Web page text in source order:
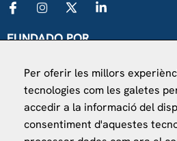
FUNDADO POR
Ministerio de Asuntos
Fundación "la Caixa"
Per oferir les millors
tecnologies com les galetes
accedir a la informació del
consentiment d'aquestes